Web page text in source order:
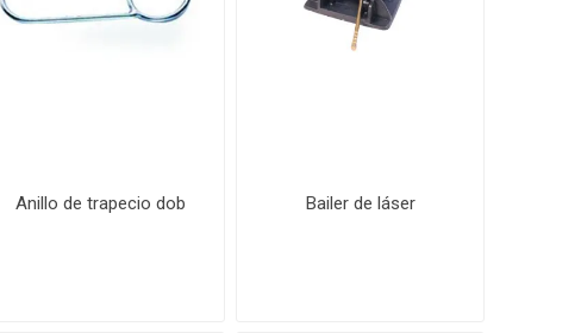
Anillo de trapecio dob Bailer de láser